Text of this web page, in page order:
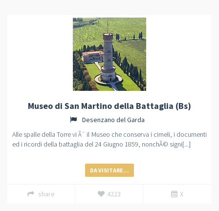
Museo di San Martino della Battaglia (Bs)
Desenzano del Garda
Alle spalle della Torre vi Ã¨ il Museo che conserva i cimeli, i documenti
ed i ricordi della battaglia del 24 Giugno 1859, nonchÃ© signi[...]
DA VISITARE...
share 4223 X